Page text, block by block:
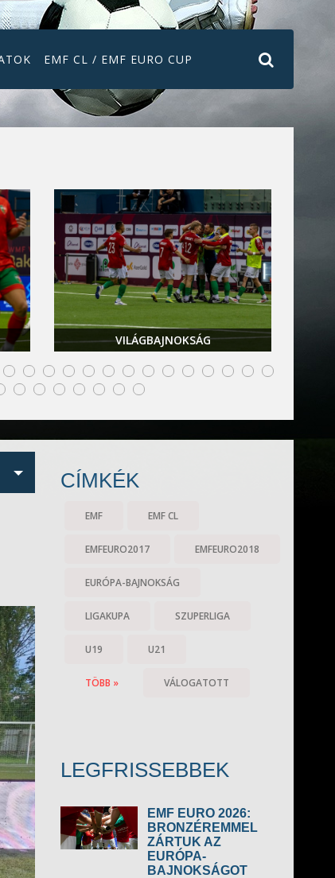
EMF CL / EMF EURO CUP
VILÁGBAJNOKSÁG
CÍMKÉK
EMF EMF CL
EMFEURO2017 EMFEURO2018
EURÓPA-BAJNOKSÁG
LIGAKUPA SZUPERLIGA
U19 U21
VÁLOGATOTT
TÖBB »
LEGFRISSEBBEK
EMF EURO 2026:
BRONZÉREMMEL
ZÁRTUK AZ
EURÓPA-
BAJNOKSÁGOT